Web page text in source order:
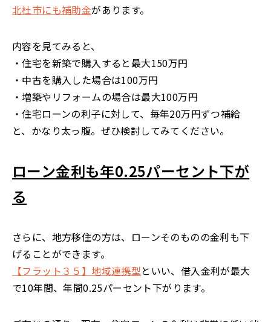
北杜市にも補助金があります。
内容を見てみると、
・住宅を新築で購入すると最大150万円
・中古を購入した場合は100万円
・増築やリフォームの場合は最大100万円
・住宅ローンの利子に対して、毎年20万円ずつ補給
と、かなり太っ腹。ぜひ検討してみてください。
ローン金利も年0.25パーセント下が
る
さらに、地方移住の方は、ローンそのものの金利も下
げることができます。
【フラット３５】地域連携型といい、借入金利が最大
で10年間、年間0.25パーセント下がります。